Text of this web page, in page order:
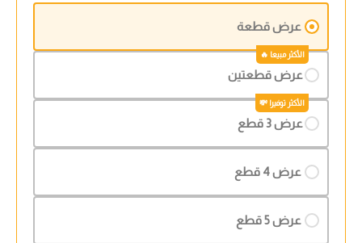
عرض قطعة
عرض قطعتين
عرض 3 قطع
عرض 4 قطع
عرض 5 قطع